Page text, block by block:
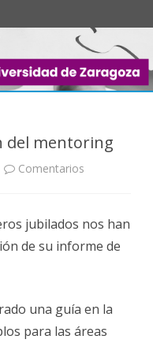
del mentoring
Comentarios
jubilados nos han
de su informe de
una guía en la
para las áreas